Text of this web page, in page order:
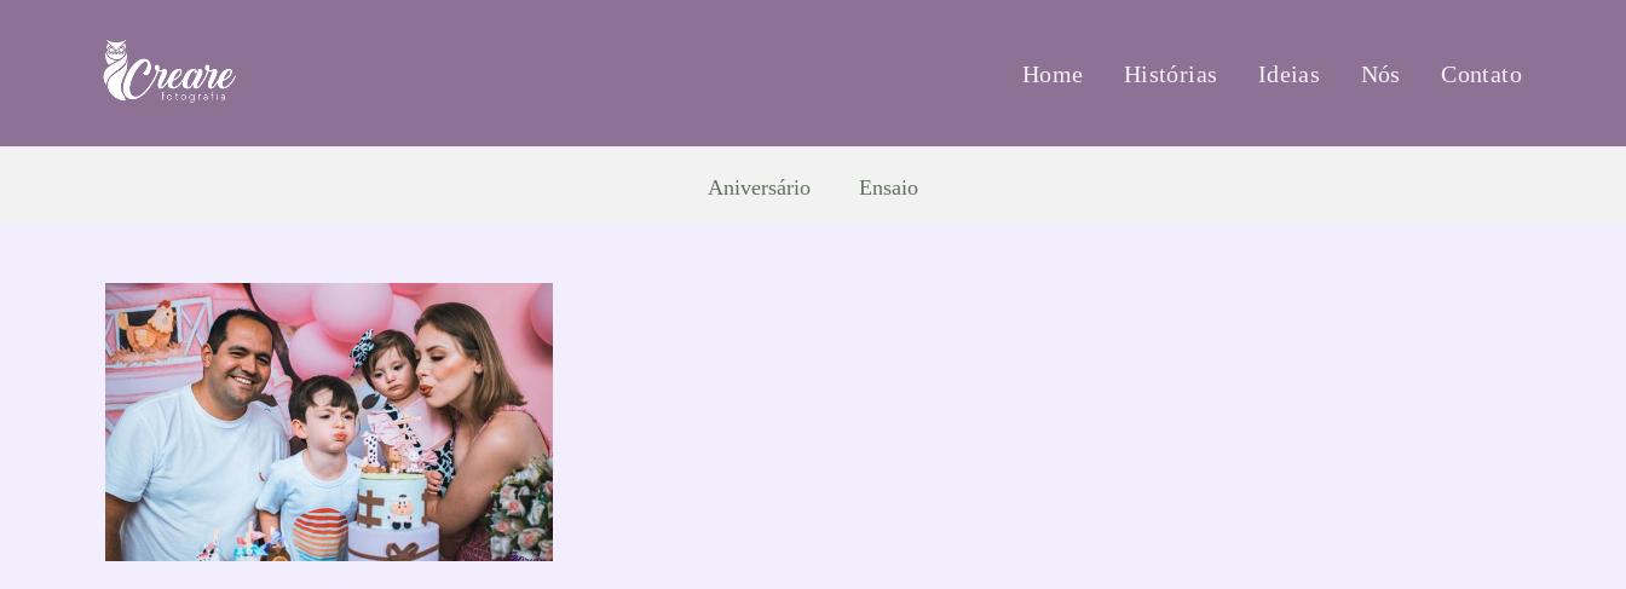
Home Histórias Ideias Nós Contato
Aniversário Ensaio